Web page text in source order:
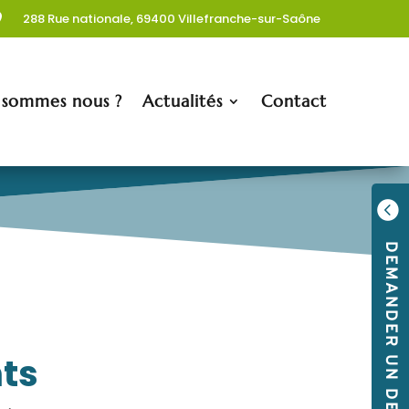
288 Rue nationale, 69400 Villefranche-sur-Saône
nous ? Actualités Contact

DEMANDER UN DEVIS